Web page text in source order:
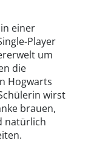
einer
Player
um
die
Hogwarts
wirst
brauen,
natürlich